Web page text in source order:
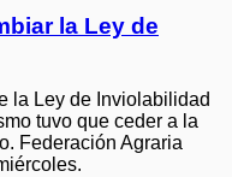
la Ley de
la Ley de Inviolabilidad
tuvo que ceder a la
Federación Agraria